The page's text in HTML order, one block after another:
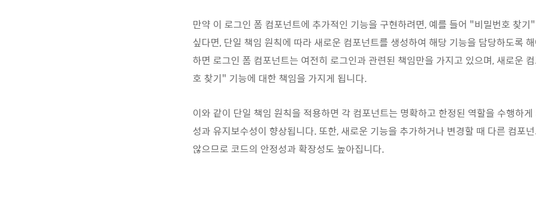
만약 이 로그인 폼 컴포넌트에 추가적인 기능을 구현하려면, 예를 들어 "비밀번호 찾기
싶다면, 단일 책임 원칙에 따라 새로운 컴포넌트를 생성하여 해당 기능을 담당하도록
하면 로그인 폼 컴포넌트는 여전히 로그인과 관련된 책임만을 가지고 있으며, 새로운
호 찾기" 기능에 대한 책임을 가지게 됩니다.
이와 같이 단일 책임 원칙을 적용하면 각 컴포넌트는 명확하고 한정된 역할을 수행하
성과 유지보수성이 향상됩니다. 또한, 새로운 기능을 추가하거나 변경할 때 다른 컴포
않으므로 코드의 안정성과 확장성도 높아집니다.